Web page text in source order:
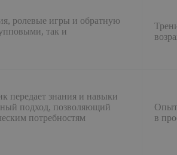
ролевые игры и обратную
так и
передает знания и навыки
подход, позволяющий
потребностям
в